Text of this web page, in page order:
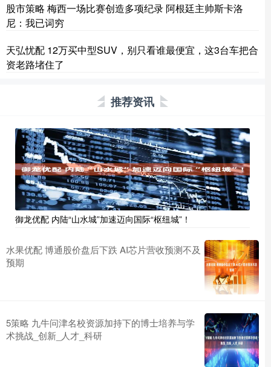
股市策略 梅西一场比赛创造多项纪录 阿根廷主帅斯卡洛
尼：我已词穷
天弘忧配 12万买中型SUV，别只看谁最便宜，这3台车把合
资老路堵住了
推荐资讯
御龙优配 内陆“山水城”加速迈向国际“枢纽城”！
水果优配 博通股价盘后下跌 AI芯片营收预测不及
预期
5策略 九牛问津名校资源加持下的博士培养与学
术挑战_创新_人才_科研